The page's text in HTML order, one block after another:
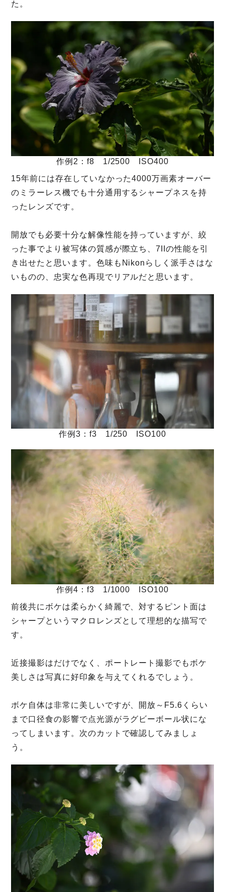
た。
作例2：f8 1/2500 ISO400
15年前には存在していなかった4000万画素オーバー
のミラーレス機でも十分通用するシャープネスを持
ったレンズです。
開放でも必要十分な解像性能を持っていますが、絞
った事でより被写体の質感が際立ち、7IIの性能を引
き出せたと思います。色味もNikonらしく派手さはな
いものの、忠実な色再現でリアルだと思います。
作例3：f3 1/250 ISO100
作例4：f3 1/1000 ISO100
前後共にボケは柔らかく綺麗で、対するピント面は
シャープというマクロレンズとして理想的な描写で
す。
近接撮影はだけでなく、ポートレート撮影でもボケ
美しさは写真に好印象を与えてくれるでしょう。
ボケ自体は非常に美しいですが、開放～F5.6くらい
まで口径食の影響で点光源がラグビーボール状にな
ってしまいます。次のカットで確認してみましょ
う。